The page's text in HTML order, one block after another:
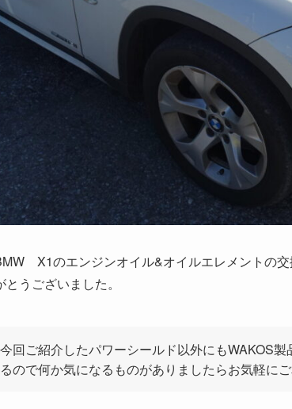
X1のエンジンオイル&オイルエレメントの
うございました。
今回ご紹介したパワーシールド以外にもWAKOS